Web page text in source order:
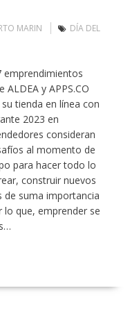
MARIN
DÍA DEL
emprendimientos
y APPS.CO
tienda en línea con
2023 en
consideran
al momento de
para hacer todo lo
construir nuevos
de suma importancia
lo que, emprender se